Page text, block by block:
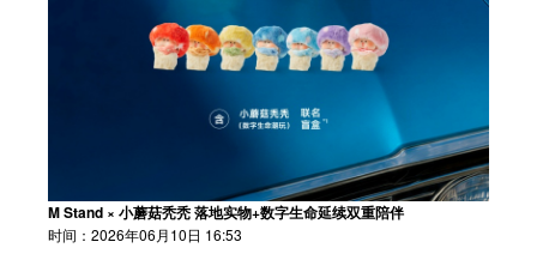
M Stand × 小蘑菇秃秃 落地实物+数字生命延续双重陪伴
时间：2026年06月10日 16:53